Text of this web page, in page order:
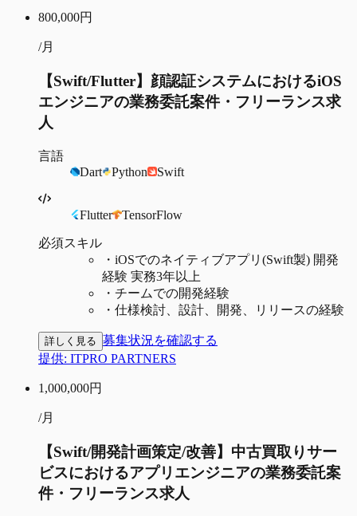
800,000円
/月
【Swift/Flutter】顔認証システムにおけるiOS
エンジニアの業務委託案件・フリーランス求
人
言語
Dart
Python Swift
Flutter TensorFlow
必須スキル
・ iOSでのネイティブアプリ(Swift製) 開発
経験 実務3年以上
・ チームでの開発経験
・ 仕様検討、設計、開発、リリースの経験
詳しく見る 募集状況を確認する
提供: ITPRO PARTNERS
1,000,000円
/月
【Swift/開発計画策定/改善】中古買取りサー
ビスにおけるアプリエンジニアの業務委託案
件・フリーランス求人